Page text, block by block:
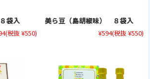
袋入
(税抜 ¥550)
美ら豆（島胡椒味） ８袋入
¥594(税抜 ¥550)